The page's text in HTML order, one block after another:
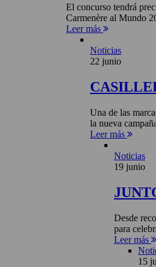
El concurso tendrá
Carmenère al Mundo
Leer más
Noticias
22 junio
Una de las
la nueva
Leer más
Noticias
19 junio
Desde
para
Leer más
15